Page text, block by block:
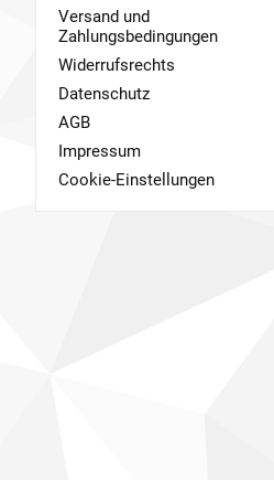
Versand und
Zahlungsbedingungen
Widerrufsrechts
Datenschutz
AGB
Impressum
Cookie-Einstellungen